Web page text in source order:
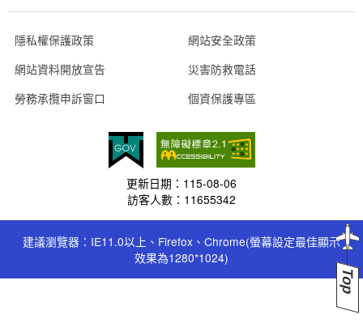
隱私權保護政策
網站安全政策
網站資料開放宣告
災害防救電話
勞務承攬申訴窗口
個資保護專區
更新日期： 115-08-06
訪客人數： 11655342
建議瀏覽器：IE11.0以上、Firefox、Chrome(螢幕設定最佳顯示
效果為1280*1024)
Top